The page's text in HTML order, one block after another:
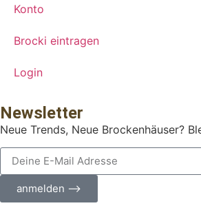
Konto
Brocki eintragen
Login
Newsletter
Neue Trends, Neue Brockenhäuser?
anmelden ⟶